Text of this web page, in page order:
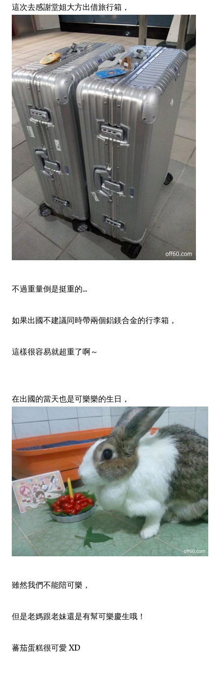
這次去感謝堂姐大方出借旅行箱，
不過重量倒是挺重的...
如果出國不建議同時帶兩個鋁鎂合金的行李箱，
這樣很容易就超重了啊～
在出國的當天也是可樂樂的生日，
雖然我們不能陪可樂，
但是老媽跟老妹還是有幫可樂慶生哦！
蕃茄蛋糕很可愛 XD